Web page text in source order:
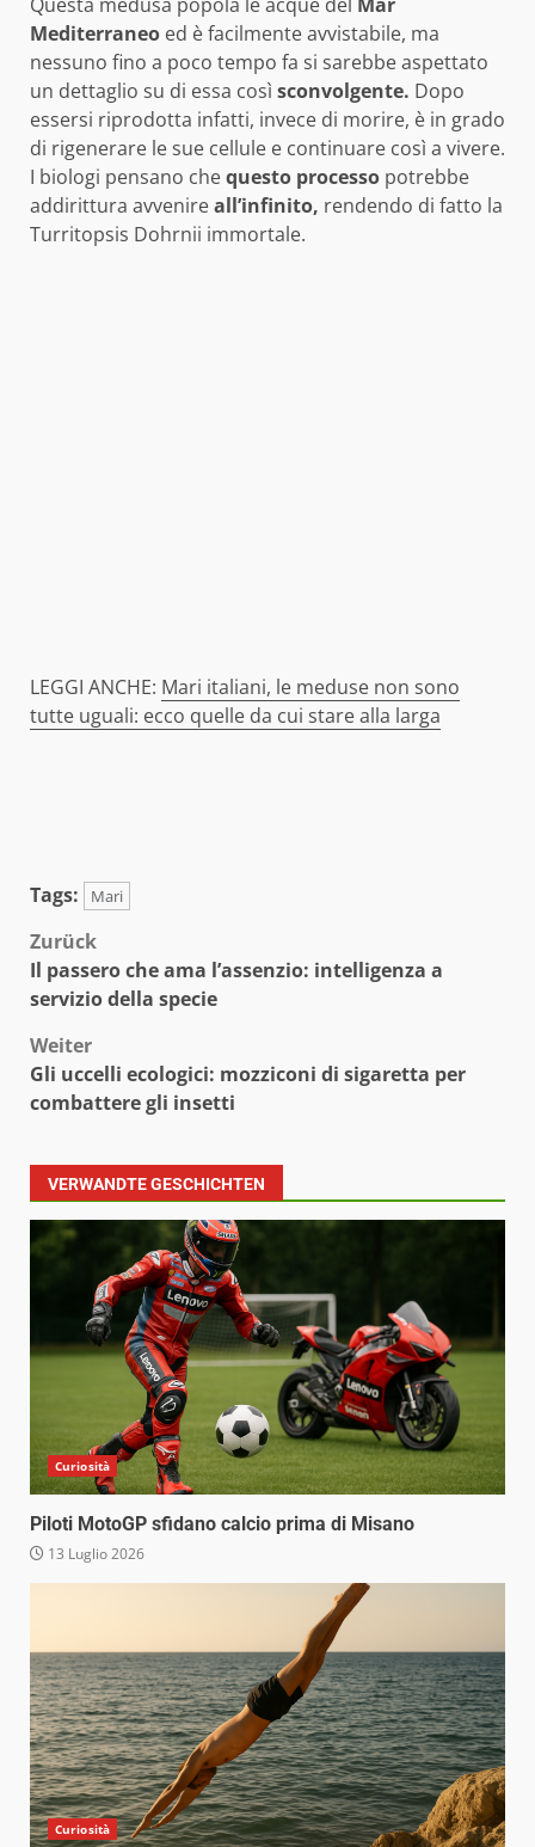
Mediterraneo ed è facilmente avvistabile, ma
nessuno fino a poco tempo fa si sarebbe aspettato
un dettaglio su di essa così sconvolgente. Dopo
essersi riprodotta infatti, invece di morire, è in grado
di rigenerare le sue cellule e continuare così a vivere.
I biologi pensano chequesto processo potrebbe
addirittura avvenireall’infinito, rendendo di fatto la
Turritopsis Dohrnii immortale.
LEGGI ANCHE: Mari italiani, le meduse non sono
tutte uguali: ecco quelle da cui stare alla larga
Tags: Mari
Beitragsnavigation
Zurück
Il passero che ama l’assenzio: intelligenza a
servizio della specie
Weiter
Gli uccelli ecologici: mozziconi di sigaretta per
combattere gli insetti
VERWANDTE GESCHICHTEN
Curiosità
Piloti MotoGP sfidano calcio prima di Misano
13 Luglio 2026
Curiosità